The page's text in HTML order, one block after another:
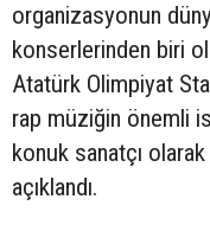
organizasyonun
konserlerinden biri
Atatürk Olimpiyat
rap müziğin önemli
konuk sanatçı olarak
açıklandı.